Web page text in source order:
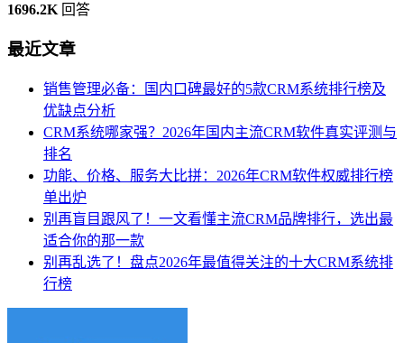
1696.2K 回答
最近文章
销售管理必备：国内口碑最好的5款CRM系统排行榜及
优缺点分析
CRM系统哪家强？2026年国内主流CRM软件真实评测与
排名
功能、价格、服务大比拼：2026年CRM软件权威排行榜
单出炉
别再盲目跟风了！一文看懂主流CRM品牌排行，选出最
适合你的那一款
别再乱选了！盘点2026年最值得关注的十大CRM系统排
行榜